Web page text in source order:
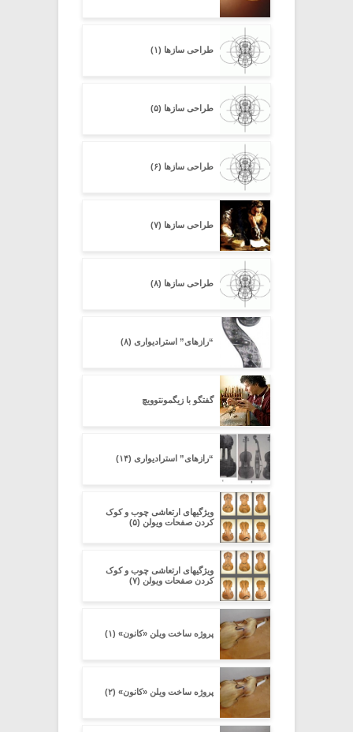
طراحی سازها (۱)
طراحی سازها (۵)
طراحی سازها (۶)
طراحی سازها (۷)
طراحی سازها (۸)
“رازهای” استرادیواری (۸)
گفتگو با زیگمونتوویچ
“رازهای” استرادیواری (۱۴)
ویژگیهای ارتعاشی چوب و کوک
کردن صفحات ویولن (۵)
ویژگیهای ارتعاشی چوب و کوک
کردن صفحات ویولن (۷)
پروژه ساخت ویلن «کانون» (۱)
پروژه ساخت ویلن «کانون» (۲)